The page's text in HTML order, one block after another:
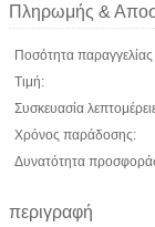
Πληρωμής &
Ποσότητα
Τιμή:
Συσκευασία
Χρόνος παράδοσης:
Δυνατότητα
περιγραφή